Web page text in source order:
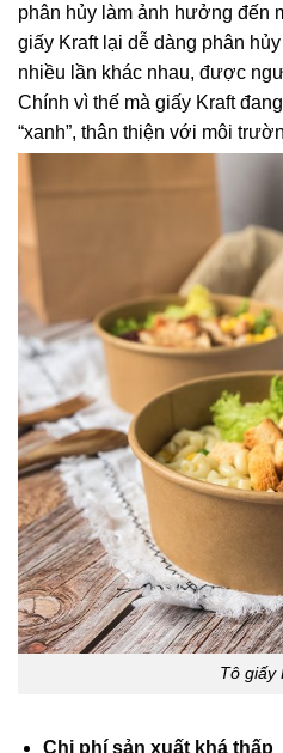
phân hủy làm ảnh hưởng đến
giấy Kraft lại dễ dàng phân
nhiều lần khác nhau, được
Chính vì thế mà giấy Kraft
“xanh”, thân thiện với môi
Tô giấy
Chi phí sản xuất khá thấp